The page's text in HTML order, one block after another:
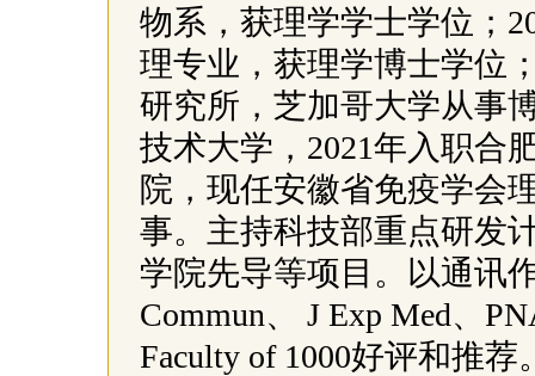
物系，获理学学士学位；
理专业，获理学博士学位
研究所，芝加哥大学从事
技术大学，2021年入职合
院，现任安徽省免疫学会
事。主持科技部重点研发
学院先导等项目。以通讯
Commun、 J Exp Med、
Faculty of 1000好评和推荐